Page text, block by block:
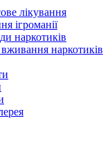
лікування
ігроманії
наркотиків
наркотиків